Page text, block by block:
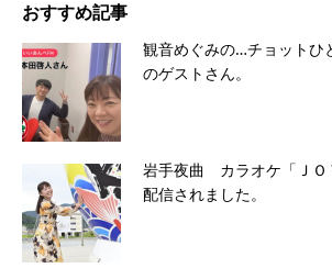
おすすめ記事
観音めぐみの…チョット
のゲストさん。
岩手夜曲 カラオケ「ＪＯ
配信されました。